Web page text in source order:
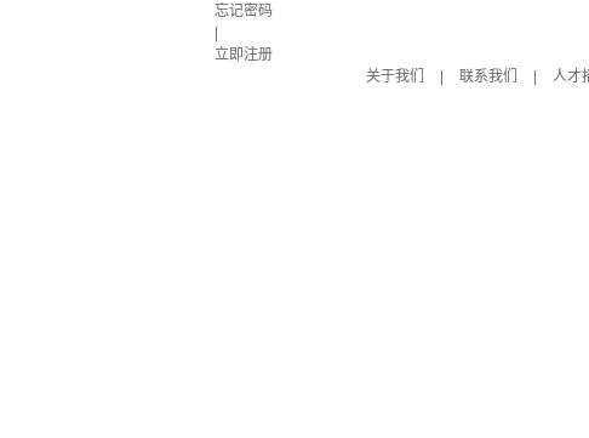
忘记密码
立即注册
关于我们
联系我们 人才